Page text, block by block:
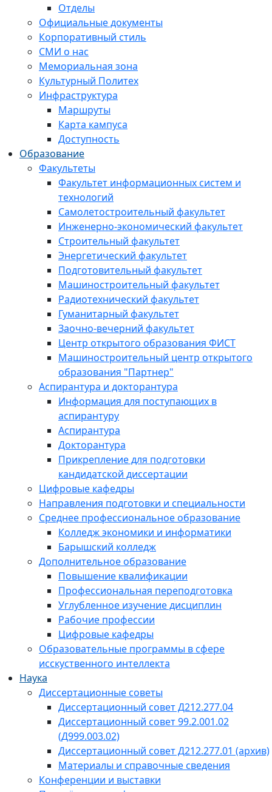
Отделы
Официальные документы
Корпоративный стиль
СМИ о нас
Мемориальная зона
Культурный Политех
Инфраструктура
Маршруты
Карта кампуса
Доступность
Образование
Факультеты
Факультет информационных систем и
технологий
Самолетостроительный факультет
Инженерно-экономический факультет
Строительный факультет
Энергетический факультет
Подготовительный факультет
Машиностроительный факультет
Радиотехнический факультет
Гуманитарный факультет
Заочно-вечерний факультет
Центр открытого образования ФИСТ
Машиностроительный центр открытого
образования "Партнер"
Аспирантура и докторантура
Информация для поступающих в
аспирантуру
Аспирантура
Докторантура
Прикрепление для подготовки
кандидатской диссертации
Цифровые кафедры
Направления подготовки и специальности
Среднее профессиональное образование
Колледж экономики и информатики
Барышский колледж
Дополнительное образование
Повышение квалификации
Профессиональная переподготовка
Углубленное изучение дисциплин
Рабочие профессии
Цифровые кафедры
Образовательные программы в сфере
исскуственного интеллекта
Наука
Диссертационные советы
Диссертационный совет Д212.277.04
Диссертационный совет 99.2.001.02
(Д999.003.02)
Диссертационный совет Д212.277.01 (архив)
Материалы и справочные сведения
Конференции и выставки